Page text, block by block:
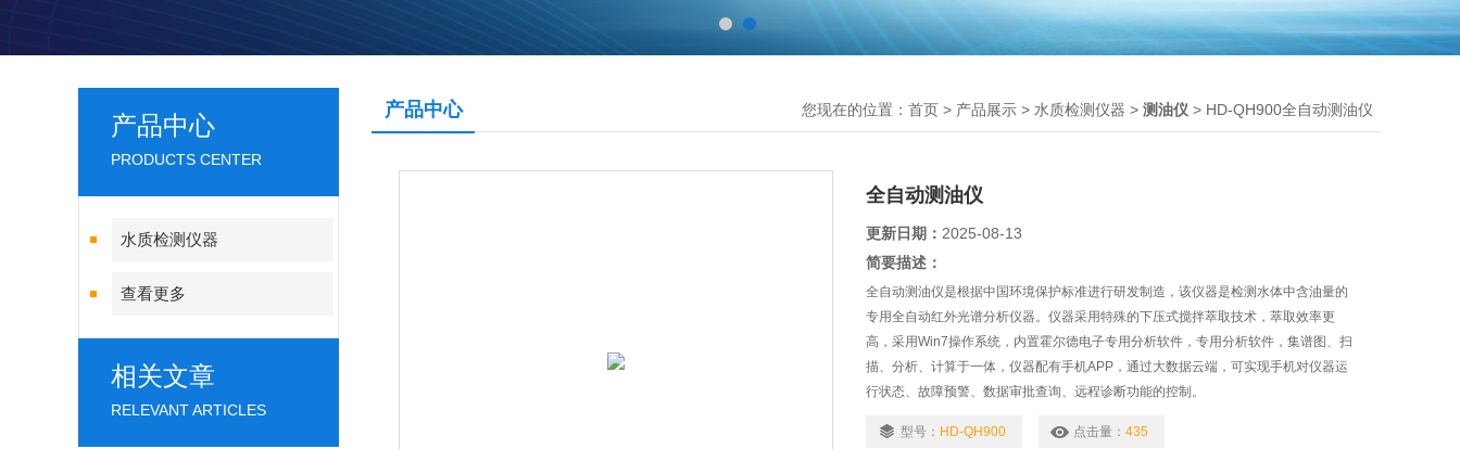
产品中心
PRODUCTS CENTER
水质检测仪器
查看更多
相关文章
RELEVANT ARTICLES
产品中心 您现在的位置： 首页 > 产品展示 > 水质检测仪器 > 测油仪 > HD-QH900全自动测油仪
全自动测油仪
更新日期： 2025-08-13
简要描述：
全自动测油仪是根据中国环境保护标准进行研发制造，该仪器是检测水体中含油量的
专用全自动红外光谱分析仪器。仪器采用特殊的下压式搅拌萃取技术，萃取效率更
高，采用Win7操作系统，内置霍尔德电子专用分析软件，专用分析软件，集谱图、扫
描、分析、计算于一体，仪器配有手机APP，通过大数据云端，可实现手机对仪器运
行状态、故障预警、数据审批查询、远程诊断功能的控制。
型号： HD-QH900 点击量： 435